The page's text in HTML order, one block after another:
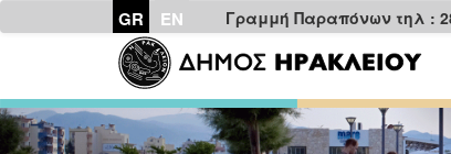
GR EN Γραμμή Παραπόνων τηλ :